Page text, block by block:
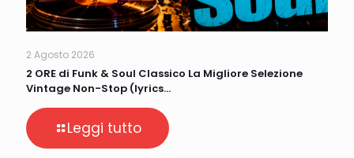
2 Agosto 2026
2 ORE di Funk & Soul Classico La Migliore Selezione
Vintage Non-Stop (lyrics…
Leggi tutto